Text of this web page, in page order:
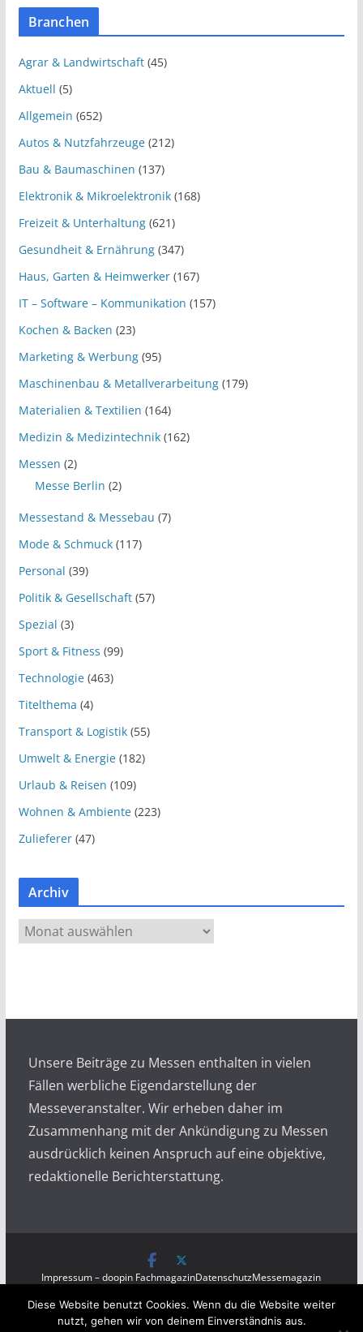
Branchen
Agrar & Landwirtschaft(45)
Aktuell (5)
Allgemein (652)
Autos & Nutzfahrzeuge(212)
Bau & Baumaschinen (137)
Elektronik & Mikroelektronik(168)
Freizeit & Unterhaltung(621)
Gesundheit & Ernährung(347)
Haus, Garten & Heimwerker(167)
IT – Software – Kommunikation (157)
Kochen & Backen (23)
Marketing & Werbung(95)
Maschinenbau & Metallverarbeitung(179)
Materialien & Textilien (164)
Medizin & Medizintechnik(162)
Messen (2)
Messe Berlin (2)
Messestand & Messebau (7)
Mode & Schmuck(117)
Personal (39)
Politik & Gesellschaft(57)
Spezial (3)
Sport & Fitness (99)
Technologie(463)
Titelthema (4)
Transport & Logistik(55)
Umwelt & Energie(182)
Urlaub & Reisen (109)
Wohnen & Ambiente(223)
Zulieferer(47)
Archiv
r
Unsere Beiträge zu Messen enthalten in vielen
Fällen werbliche Eigendarstellung der
Messeveranstalter. Wir erheben daher im
Zusammenhang mit der Ankündigung zu Messen
ausdrücklich keinen Anspruch auf eine objektive,
redaktionelle Berichterstattung.
Impressum – doopin FachmagazinDatenschutzMessemagazin
Copyright © 2026Messen auf doopin.de. All rights
Diese Website benutzt Cookies. Wenn du die Website weiter
nutzt, gehen wir von deinem Einverständnis aus.